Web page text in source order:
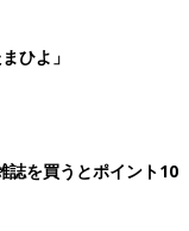
地味に辛かったで
ひよ」
誌を買うとポイント10